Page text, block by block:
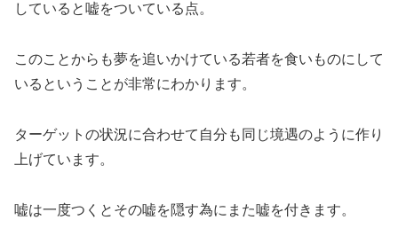
していると嘘をついている点。
このことからも夢を追いかけている若者を食いものにして
いるということが非常にわかります。
ターゲットの状況に合わせて自分も同じ境遇のように作り
上げています。
嘘は一度つくとその嘘を隠す為にまた嘘を付きます。